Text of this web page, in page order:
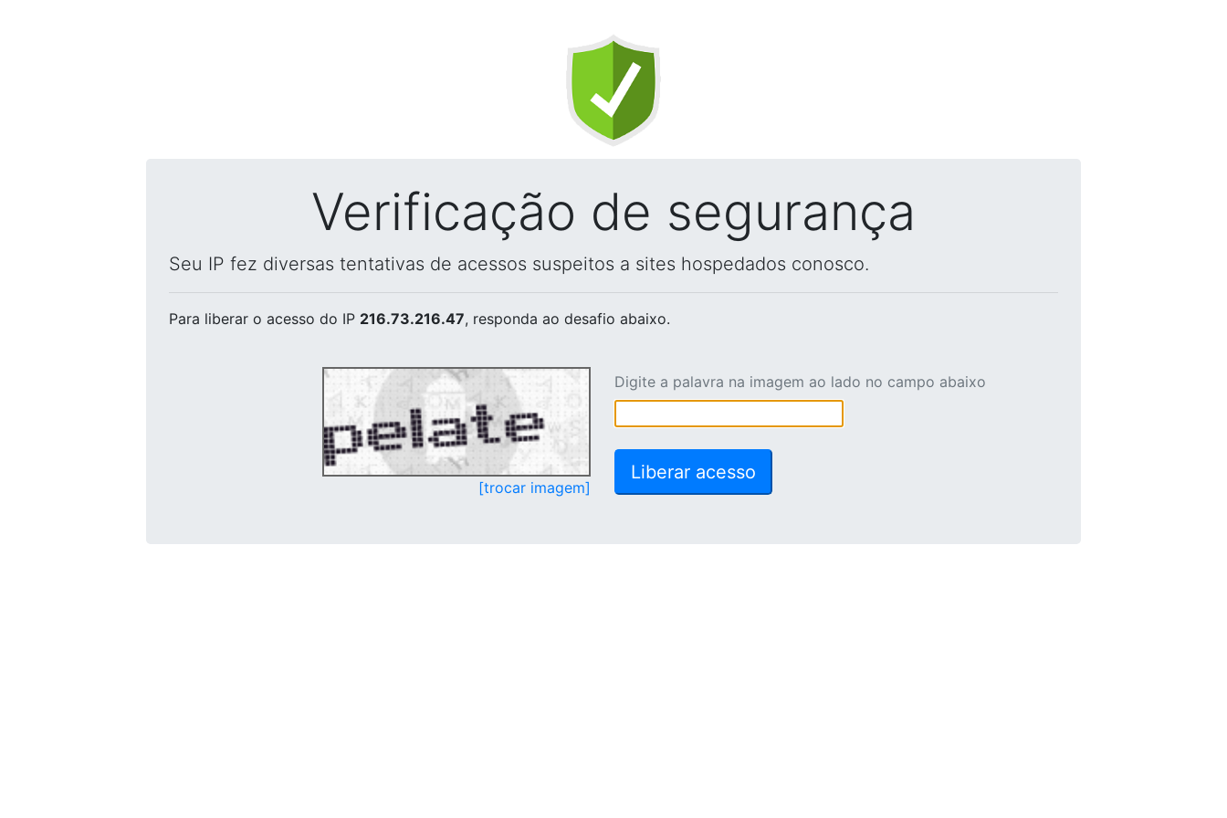
Verificação de segurança
Seu IP fez diversas tentativas de acessos suspeitos a sites hospedados conosco.
Para liberar o acesso do IP 216.73.216.47, responda ao desafio abaixo.
[trocar imagem]
Digite a palavra na imagem ao lado no campo abaixo